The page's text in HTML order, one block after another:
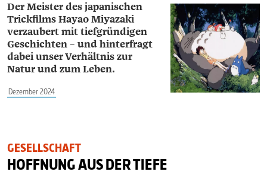
Der Meister des japanischen
Trickfilms Hayao Miyazaki
verzaubert mit tiefgründigen
Geschichten – und hinterfragt
dabei unser Verhältnis zur
Natur und zum Leben.
Dezember 2024
GESELLSCHAFT
HOFFNUNG AUS DER TIEFE